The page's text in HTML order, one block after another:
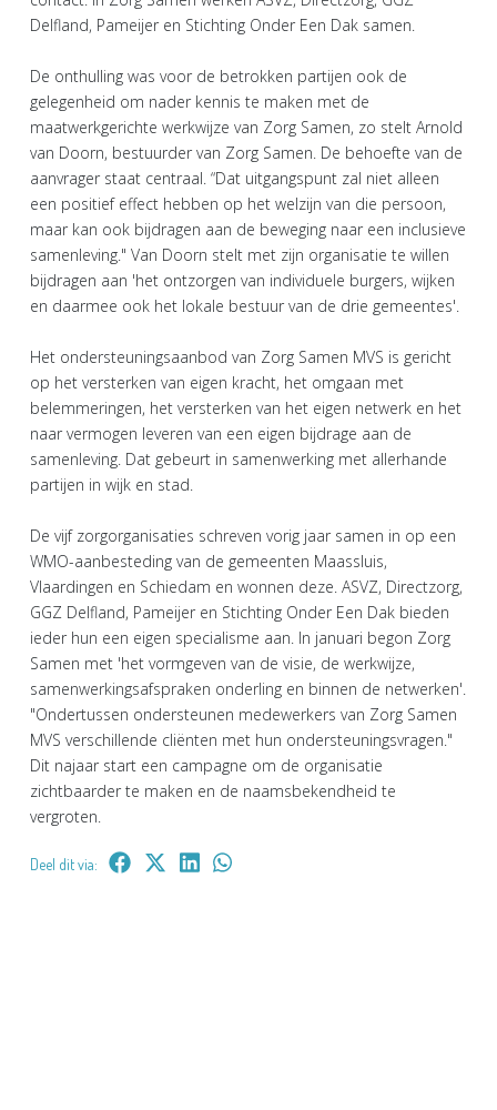
Delfland, Pameijer en Stichting Onder Een Dak samen.
De onthulling was voor de betrokken partijen ook de
gelegenheid om nader kennis te maken met de
maatwerkgerichte werkwijze van Zorg Samen, zo stelt Arnold
van Doorn, bestuurder van Zorg Samen. De behoefte van de
aanvrager staat centraal. “Dat uitgangspunt zal niet alleen
een positief effect hebben op het welzijn van die persoon,
maar kan ook bijdragen aan de beweging naar een inclusieve
samenleving." Van Doorn stelt met zijn organisatie te willen
bijdragen aan 'het ontzorgen van individuele burgers, wijken
en daarmee ook het lokale bestuur van de drie gemeentes'.
Het ondersteuningsaanbod van Zorg Samen MVS is gericht
op het versterken van eigen kracht, het omgaan met
belemmeringen, het versterken van het eigen netwerk en het
naar vermogen leveren van een eigen bijdrage aan de
samenleving. Dat gebeurt in samenwerking met allerhande
partijen in wijk en stad.
De vijf zorgorganisaties schreven vorig jaar samen in op een
WMO-aanbesteding van de gemeenten Maassluis,
Vlaardingen en Schiedam en wonnen deze. ASVZ, Directzorg,
GGZ Delfland, Pameijer en Stichting Onder Een Dak bieden
ieder hun een eigen specialisme aan. In januari begon Zorg
Samen met 'het vormgeven van de visie, de werkwijze,
samenwerkingsafspraken onderling en binnen de netwerken'.
"Ondertussen ondersteunen medewerkers van Zorg Samen
MVS verschillende cliënten met hun ondersteuningsvragen."
Dit najaar start een campagne om de organisatie
zichtbaarder te maken en de naamsbekendheid te
vergroten.
Deel dit via: